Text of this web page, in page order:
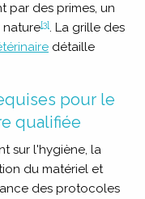
par des primes, un
nature[3]. La grille des
détaille
pour le
qualifiée
sur l'hygiène, la
du matériel et
des protocoles